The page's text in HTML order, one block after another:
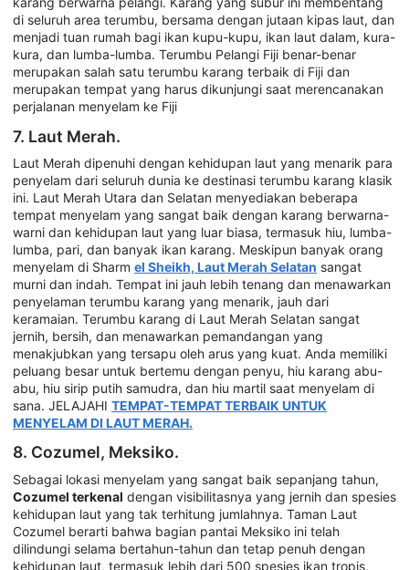
di seluruh area terumbu, bersama dengan jutaan kipas laut, dan
menjadi tuan rumah bagi ikan kupu-kupu, ikan laut dalam, kura-
kura, dan lumba-lumba. Terumbu Pelangi Fiji benar-benar
merupakan salah satu terumbu karang terbaik di Fiji dan
merupakan tempat yang harus dikunjungi saat merencanakan
perjalanan menyelam ke Fiji
7. Laut Merah.
Laut Merah dipenuhi dengan kehidupan laut yang menarik para
penyelam dari seluruh dunia ke destinasi terumbu karang klasik
ini. Laut Merah Utara dan Selatan menyediakan beberapa
tempat menyelam yang sangat baik dengan karang berwarna-
warni dan kehidupan laut yang luar biasa, termasuk hiu, lumba-
lumba, pari, dan banyak ikan karang. Meskipun banyak orang
menyelam di Sharm el Sheikh, Laut Merah Selatan sangat
murni dan indah. Tempat ini jauh lebih tenang dan menawarkan
penyelaman terumbu karang yang menarik, jauh dari
keramaian. Terumbu karang di Laut Merah Selatan sangat
jernih, bersih, dan menawarkan pemandangan yang
menakjubkan yang tersapu oleh arus yang kuat. Anda memiliki
peluang besar untuk bertemu dengan penyu, hiu karang abu-
abu, hiu sirip putih samudra, dan hiu martil saat menyelam di
sana. JELAJAHI TEMPAT-TEMPAT TERBAIK UNTUK
MENYELAM DI LAUT MERAH.
8. Cozumel, Meksiko.
Sebagai lokasi menyelam yang sangat baik sepanjang tahun,
Cozumel terkenal dengan visibilitasnya yang jernih dan spesies
kehidupan laut yang tak terhitung jumlahnya. Taman Laut
Cozumel berarti bahwa bagian pantai Meksiko ini telah
dilindungi selama bertahun-tahun dan tetap penuh dengan
kehidupan laut, termasuk lebih dari 500 spesies ikan tropis,